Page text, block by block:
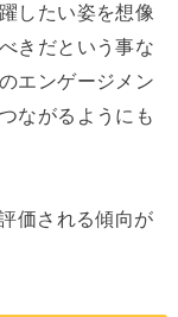
したい姿を想像
きだという事な
エンゲージメン
ながるようにも
価される傾向が